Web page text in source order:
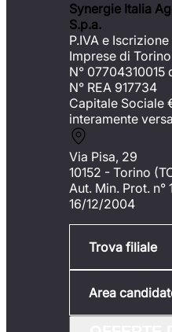
Synergie Italia
S.p.a.
P.IVA e
Imprese di Torino
N°
N° REA 917734
Capitale Sociale
interamente
Via Pisa, 29
10152 - Torino
Aut. Min. Prot. n°
16/12/2004
Trova filiale
Area